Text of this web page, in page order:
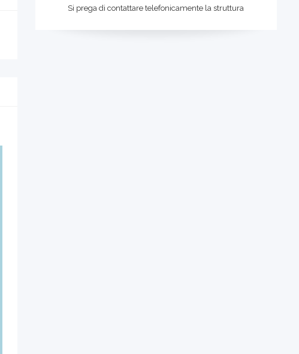
Si prega di contattare telefonicamente la struttura